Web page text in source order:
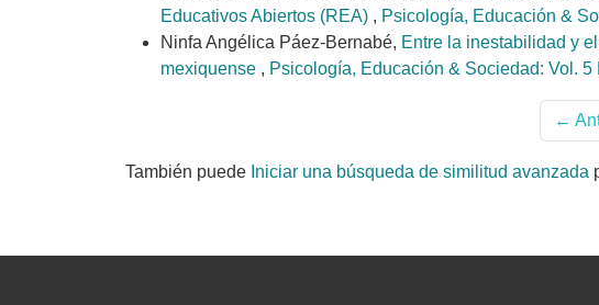
Educativos Abiertos (REA) , Psicología, Educación &
Ninfa Angélica Páez-Bernabé, Entre la inestabilidad y
mexiquense , Psicología, Educación & Sociedad: Vol. 5
←
También puede Iniciar una búsqueda de similitud avanzada